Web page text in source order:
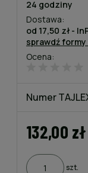
Ocena:
24 godziny
Dostawa:
od 17,50 zł -
Cena nie
sprawdź
Numer
132,00 zł
szt.